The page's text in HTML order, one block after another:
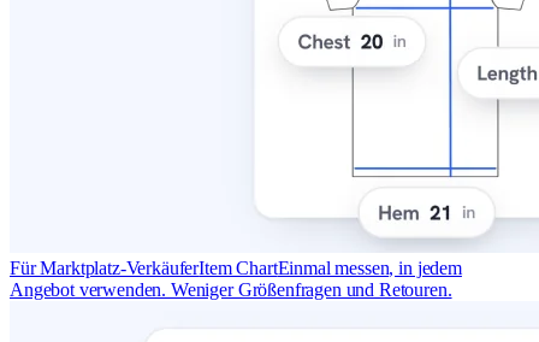
Für Marktplatz-VerkäuferItem ChartEinmal messen, in jedem
Angebot verwenden. Weniger Größenfragen und Retouren.